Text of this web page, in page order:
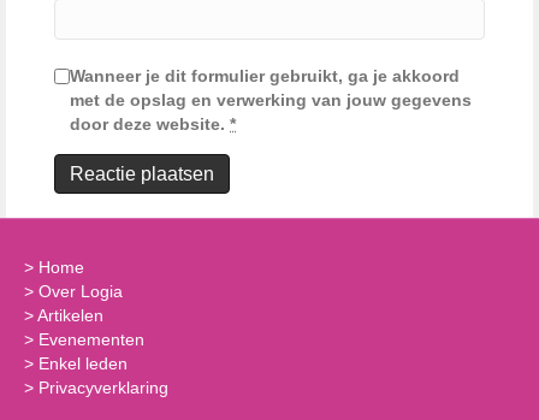
Wanneer je dit formulier gebruikt, ga je akkoord
met de opslag en verwerking van jouw gegevens
door deze website. *
> Home
> Over Logia
>Artikelen
> Evenementen
> Enkel leden
> Privacyverklaring